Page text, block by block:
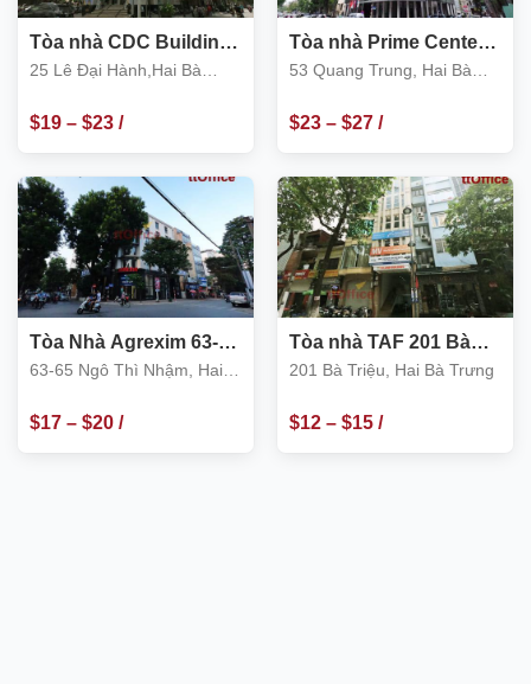
Tòa nhà CDC Building
25 Lê Đại Hành
25 Lê Đại Hành,Hai Bà
$19– $23/
m2
Tòa nhà Prime Center
53 Quang Trung, Hai
53 Quang Trung, Hai Bà
$23– $27/
m2
Tòa Nhà Agrexim 63-65
Ngô Thì Nhậm, Hai Bà
63-65 Ngô Thì Nhậm, Hai
$17– $20/
Tòa nhà TAF 201 Bà
Triệu, Hai Bà Trưng
201 Bà Triệu, Hai Bà Trưng
$12– $15/